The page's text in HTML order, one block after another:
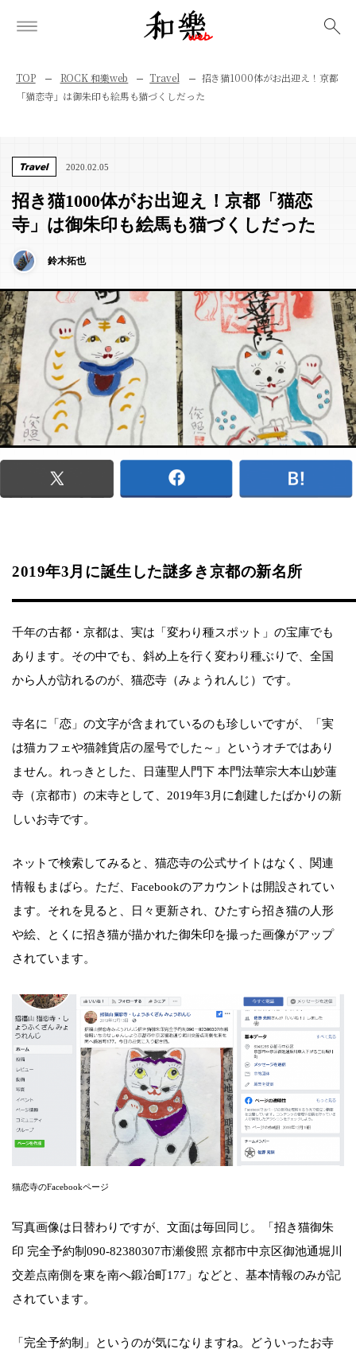
TOP ROCK 和樂web Travel
招き猫1000体がお出迎え！京都
「猫恋寺」は御朱印も絵馬も猫づくしだった
Travel 2020.02.05
招き猫1000体がお出迎え！京都「猫恋
寺」は御朱印も絵馬も猫づくしだった
鈴木拓也
2019年3月に誕生した謎多き京都の新名所
千年の古都・京都は、実は「変わり種スポット」の宝庫でも
あります。その中でも、斜め上を行く変わり種ぶりで、全国
から人が訪れるのが、猫恋寺（みょうれんじ）です。
寺名に「恋」の文字が含まれているのも珍しいですが、「実
は猫カフェや猫雑貨店の屋号でした～」というオチではあり
ません。れっきとした、日蓮聖人門下 本門法華宗大本山妙蓮
寺（京都市）の末寺として、2019年3月に創建したばかりの新
しいお寺です。
ネットで検索してみると、猫恋寺の公式サイトはなく、関連
情報もまばら。ただ、Facebookのアカウントは開設されてい
ます。それを見ると、日々更新され、ひたすら招き猫の人形
や絵、とくに招き猫が描かれた御朱印を撮った画像がアップ
されています。
猫恋寺のFacebookページ
写真画像は日替わりですが、文面は毎回同じ。「招き猫御朱
印 完全予約制090-82380307市瀬俊照 京都市中京区御池通堀川
交差点南側を東を南へ鍛冶町177」などと、基本情報のみが記
されています。
「完全予約制」というのが気になりますね。どういったお寺